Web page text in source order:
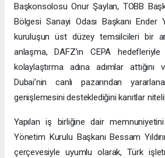
Başkonsolosu Onur Şaylan, TOBB
Bölgesi Sanayi Odası Başkanı Ender
kuruluşun üst düzey temsilcileri bir
anlaşma, DAFZ’ın CEPA
kolaylaştırma adına adımlar
Dubai’nin canlı pazarından
genişlemesini desteklediğini kanıtlar
Yapılan iş birliğine dair
Yönetim Kurulu Başkanı Bessam
çerçevesiyle uyumlu olarak, Türk